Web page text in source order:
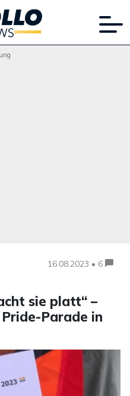
16.08.2023 • 6
sie platt“ –
Parade in